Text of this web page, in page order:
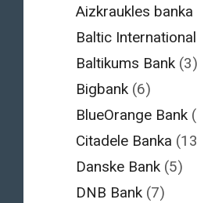
Aizkraukles banka
Baltic
Baltikums Bank (3)
Bigbank (6)
BlueOrange Bank
Citadele Banka
Danske Bank (5)
DNB Bank (7)